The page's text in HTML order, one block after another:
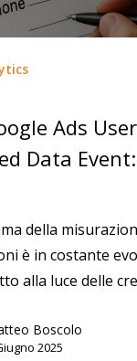
Ads
Data
della
è in costante
alla luce delle
Boscolo
2025